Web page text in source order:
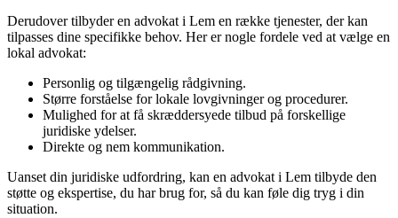
Derudover tilbyder en advokat i Lem en række tjenester, der kan
tilpasses dine specifikke behov. Her er nogle fordele ved at vælge en
lokal advokat:
Personlig og tilgængelig rådgivning.
Større forståelse for lokale lovgivninger og procedurer.
Mulighed for at få skræddersyede tilbud på forskellige
juridiske ydelser.
Direkte og nem kommunikation.
Uanset din juridiske udfordring, kan en advokat i Lem tilbyde den
støtte og ekspertise, du har brug for, så du kan føle dig tryg i din
situation.